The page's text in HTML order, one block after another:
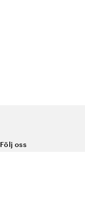
Följ oss